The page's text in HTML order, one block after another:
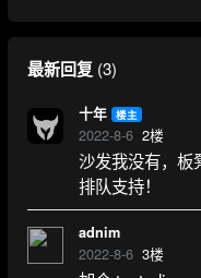
最新回复(3)
十年 楼主
2022-8-6 2楼
沙发我没有，板
排队支持！
adnim
2022-8-6 3楼